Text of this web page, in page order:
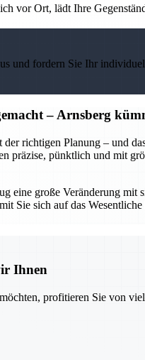
vor Ort, lädt Ihre
und fordern Sie Ihr
– Arnsberg
richtigen Planung – und
präzise, pünktlich und mit
eine große Veränderung
Sie sich auf das
Ihnen
profitieren Sie von